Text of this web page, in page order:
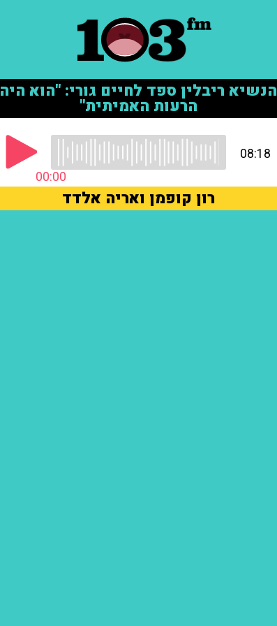
הנשיא ריבלין ספד לחיים גורי: "הוא היה
הרעות האמיתית"
00:00
08:18
רון קופמן ואריה אלדד